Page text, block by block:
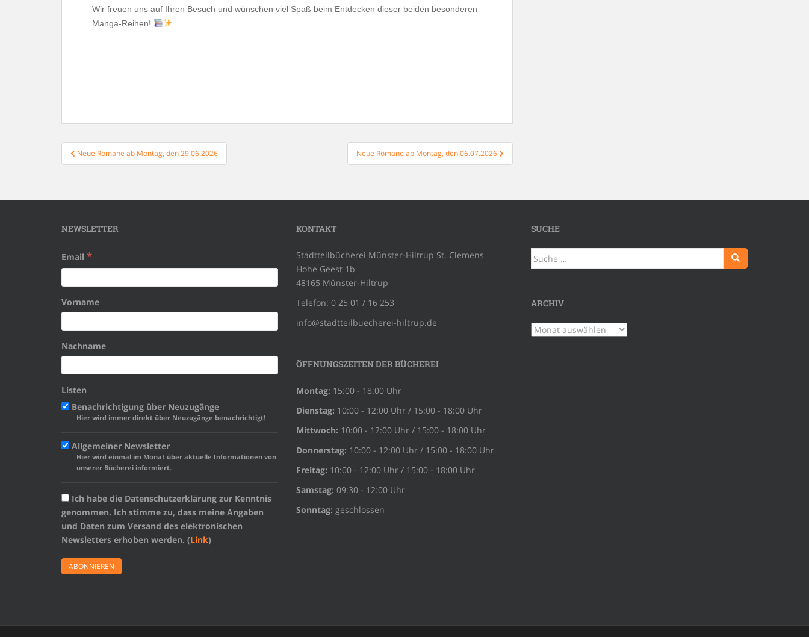
Wir freuen uns auf Ihren Besuch und wünschen viel Spaß beim Entdecken dieser beiden besonderen
Manga-Reihen!
Beitragsnavigation
Neue Romane ab Montag, den 29.06.2026 Neue Romane ab Montag, den 06.07.2026
NEWSLETTER
Email *
Vorname
Nachname
Listen
Benachrichtigung über Neuzugänge
Hier wird immer direkt über Neuzugänge benachrichtigt!
Allgemeiner Newsletter
Hier wird einmal im Monat über aktuelle Informationen von
unserer Bücherei informiert.
Ich habe die Datenschutzerklärung zur Kenntnis
genommen. Ich stimme zu, dass meine Angaben
und Daten zum Versand des elektronischen
Newsletters erhoben werden. (Link)
KONTAKT
Stadtteilbücherei Münster-Hiltrup St. Clemens
Hohe Geest 1b
48165 Münster-Hiltrup
Telefon: 0 25 01 / 16 253
info@stadtteilbuecherei-hiltrup.de
ÖFFNUNGSZEITEN DER BÜCHEREI
Montag: 15:00 - 18:00 Uhr
Dienstag: 10:00 - 12:00 Uhr / 15:00 - 18:00 Uhr
Mittwoch: 10:00 - 12:00 Uhr / 15:00 - 18:00 Uhr
Donnerstag: 10:00 - 12:00 Uhr / 15:00 - 18:00 Uhr
Freitag: 10:00 - 12:00 Uhr / 15:00 - 18:00 Uhr
Samstag: 09:30 - 12:00 Uhr
Sonntag: geschlossen
SUCHE
Suche
nach:
ARCHIV
Archiv